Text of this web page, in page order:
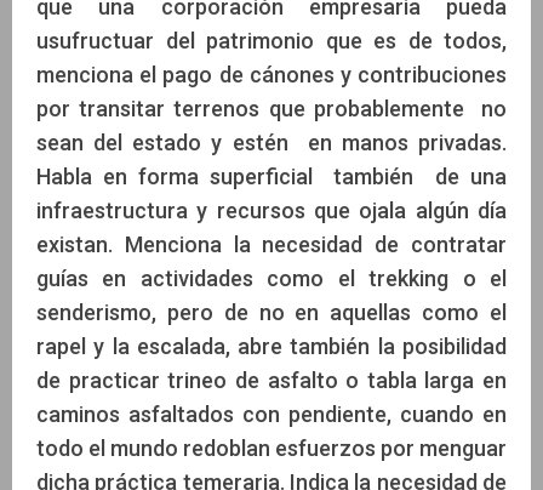
que una corporación empresaria pueda
usufructuar del patrimonio que es de todos,
menciona el pago de cánones y contribuciones
por transitar terrenos que probablemente no
sean del estado y estén en manos privadas.
Habla en forma superficial también de una
infraestructura y recursos que ojala algún día
existan. Menciona la necesidad de contratar
guías en actividades como el trekking o el
senderismo, pero de no en aquellas como el
rapel y la escalada, abre también la posibilidad
de practicar trineo de asfalto o tabla larga en
caminos asfaltados con pendiente, cuando en
todo el mundo redoblan esfuerzos por menguar
dicha práctica temeraria. Indica la necesidad de